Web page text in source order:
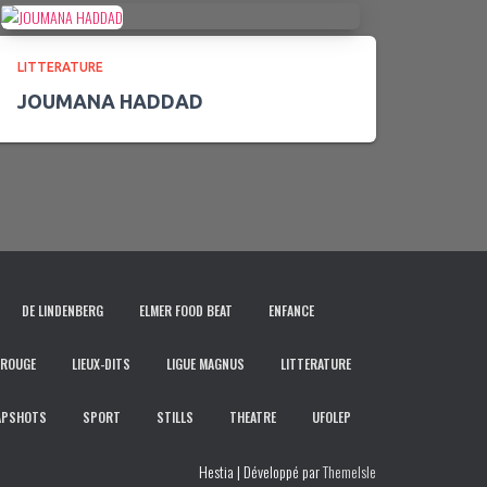
LITTERATURE
JOUMANA HADDAD
DE LINDENBERG ELMER FOOD BEAT ENFANCE
LIEUX-DITS LIGUE MAGNUS LITTERATURE
SPORT STILLS THEATRE UFOLEP
Hestia | Développé parThemeIsle